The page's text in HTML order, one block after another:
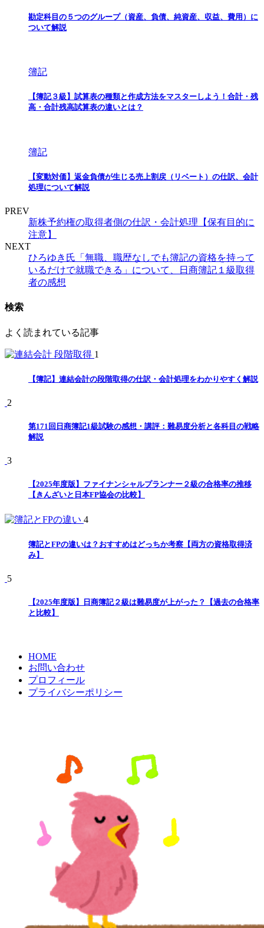
勘定科目の５つのグループ（資産、負債、純資産、収益、費用）に
ついて解説
簿記
【簿記３級】試算表の種類と作成方法をマスターしよう！合計・残
高・合計残高試算表の違いとは？
簿記
【変動対価】返金負債が生じる売上割戻（リベート）の仕訳、会計
処理について解説
PREV
新株予約権の取得者側の仕訳・会計処理【保有目的に
注意】
NEXT
ひろゆき氏「無職、職歴なしでも簿記の資格を持って
いるだけで就職できる」について、日商簿記１級取得
者の感想
検索
よく読まれている記事
1
【簿記】連結会計の段階取得の仕訳・会計処理をわかりやすく解説
2
第171回日商簿記1級試験の感想・講評：難易度分析と各科目の戦略
解説
3
【2025年度版】ファイナンシャルプランナー２級の合格率の推移
【きんざいと日本FP協会の比較】
4
簿記とFPの違いは？おすすめはどっちか考察【両方の資格取得済
み】
5
【2025年度版】日商簿記２級は難易度が上がった？【過去の合格率
と比較】
HOME
お問い合わせ
プロフィール
プライバシーポリシー